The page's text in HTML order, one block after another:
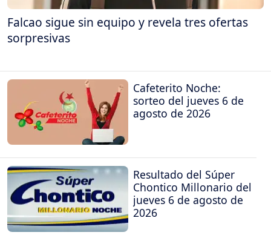
Falcao sigue sin equipo y revela tres ofertas
sorpresivas
Cafeterito Noche:
sorteo del jueves 6 de
agosto de 2026
Resultado del Súper
Chontico Millonario del
jueves 6 de agosto de
2026